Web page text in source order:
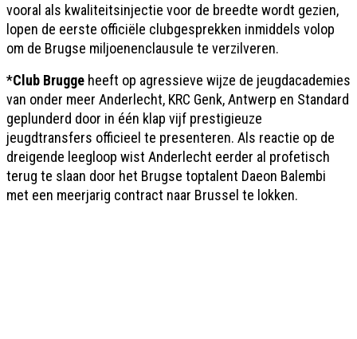
vooral als kwaliteitsinjectie voor de breedte wordt gezien,
lopen de eerste officiële clubgesprekken inmiddels volop
om de Brugse miljoenenclausule te verzilveren.
*Club Brugge heeft op agressieve wijze de jeugdacademies
van onder meer Anderlecht, KRC Genk, Antwerp en Standard
geplunderd door in één klap vijf prestigieuze
jeugdtransfers officieel te presenteren. Als reactie op de
dreigende leegloop wist Anderlecht eerder al profetisch
terug te slaan door het Brugse toptalent Daeon Balembi
met een meerjarig contract naar Brussel te lokken.